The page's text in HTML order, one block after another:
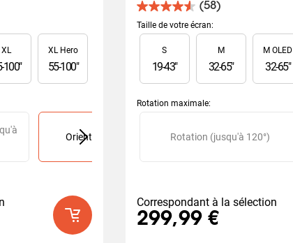
XL
-100"
XL Hero
55-100"
Orientable (jusqu'à 180°)
(58)
4.6
sur
5
étoiles.
avis
Taille de votre écran:
Slide 1 of 6
S
19-43"
M
32-65"
M OLED
32-65"
Rotation maximale:
Slide 1 of 2
Rotation (jusqu'à 120°)
Correspondant à la sélection
299,99 €